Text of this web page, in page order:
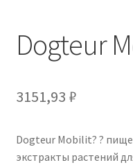
Dogteur
3151,93 ₽
Dogteur Mobilit? ?
экстракты растений